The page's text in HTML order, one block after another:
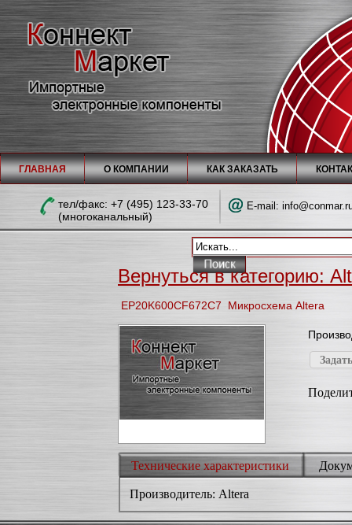
ГЛАВНАЯ О КОМПАНИИ КАК ЗАКАЗАТЬ
тел/факc: +7 (495) 123-33-70
(многоканальный)
E-mail:
Вернуться в категорию:
EP20K600CF672C7 Микросхема Altera
Технические характеристики
Производитель: Altera